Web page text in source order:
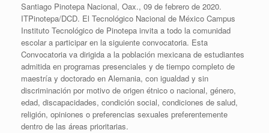
Santiago Pinotepa Nacional, Oax., 09 de febrero de 2020.
ITPinotepa/DCD. El Tecnológico Nacional de México Campus
Instituto Tecnológico de Pinotepa invita a todo la comunidad
escolar a participar en la siguiente convocatoria. Esta
Convocatoria va dirigida a la población mexicana de estudiantes
admitida en programas presenciales y de tiempo completo de
maestría y doctorado en Alemania, con igualdad y sin
discriminación por motivo de origen étnico o nacional, género,
edad, discapacidades, condición social, condiciones de salud,
religión, opiniones o preferencias sexuales preferentemente
dentro de las áreas prioritarias.